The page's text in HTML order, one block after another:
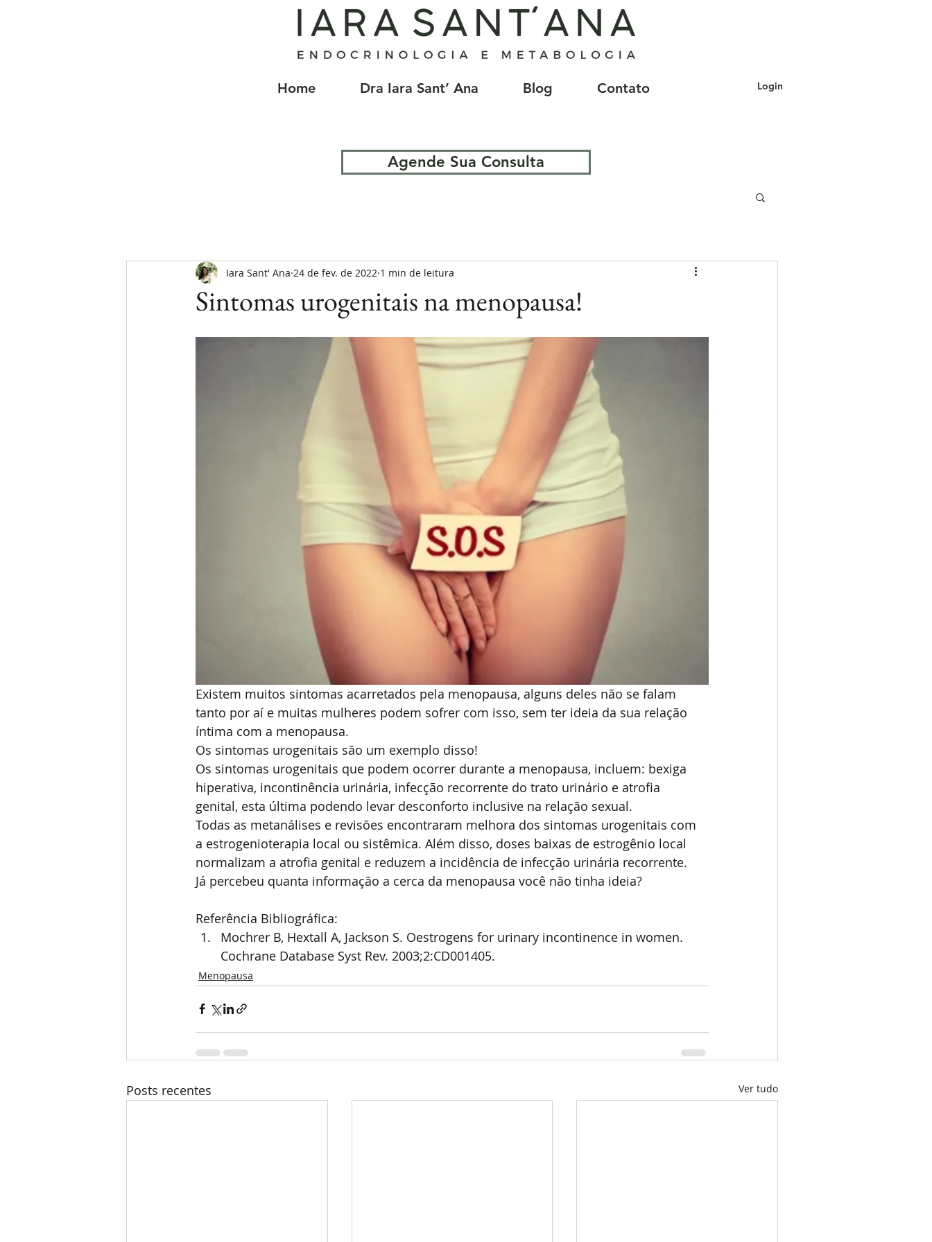
Home Dra Iara Sant’ Ana Blog Contato Login
Agende Sua Consulta
Sintomas urogenitais na menopausa!
Iara Sant' Ana 24 de fev. de 2022 1 min de leitura
Existem muitos sintomas acarretados pela menopausa, alguns deles não se falam
tanto por aí e muitas mulheres podem sofrer com isso, sem ter ideia da sua relação
íntima com a menopausa.
Os sintomas urogenitais são um exemplo disso!
Os sintomas urogenitais que podem ocorrer durante a menopausa, incluem: bexiga
hiperativa, incontinência urinária, infecção recorrente do trato urinário e atrofia
genital, esta última podendo levar desconforto inclusive na relação sexual.
Todas as metanálises e revisões encontraram melhora dos sintomas urogenitais com
a estrogenioterapia local ou sistêmica. Além disso, doses baixas de estrogênio local
normalizam a atrofia genital e reduzem a incidência de infecção urinária recorrente.
Já percebeu quanta informação a cerca da menopausa você não tinha ideia?
Referência Bibliográfica:
Mochrer B, Hextall A, Jackson S. Oestrogens for urinary incontinence in women.
Cochrane Database Syst Rev. 2003;2:CD001405.
Menopausa
Posts recentes Ver tudo